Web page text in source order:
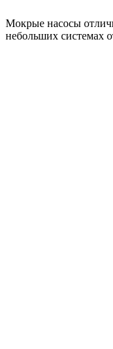
Мокрые насосы
небольших системах